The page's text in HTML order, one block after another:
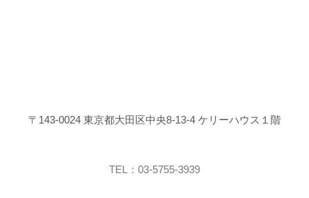
〒143-0024 東京都大田区中央8-13-4 ケリーハウス１階
TEL：03-5755-3939